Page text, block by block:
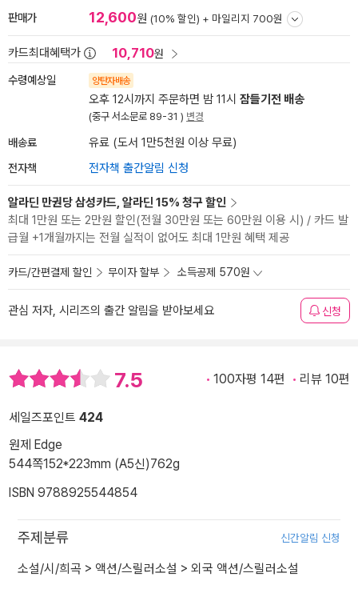
판매가 12,600원 (10% 할인) + 마일리지 700원
카드최대혜택가 10,710원
수령예상일 양탄자배송
오후 12시까지 주문하면 밤 11시 잠들기전 배송
(중구 서소문로 89-31 ) 변경
배송료 유료 (도서 1만5천원 이상 무료)
전자책 전자책 출간알림 신청
알라딘 만권당 삼성카드, 알라딘 15% 청구 할인
최대 1만원 또는 2만원 할인(전월 30만원 또는 60만원 이용 시) / 카드 발
급월 +1개월까지는 전월 실적이 없어도 최대 1만원 혜택 제공
카드/간편결제 할인 무이자 할부 소득공제 570원
관심 저자, 시리즈의 출간 알림을 받아보세요 신청
7.5 100자평 14편 리뷰 10편
세일즈포인트 424
원제 Edge
544쪽152*223mm (A5신)762g
ISBN 9788925544854
주제분류 신간알림 신청
소설/시/희곡 > 액션/스릴러소설 > 외국 액션/스릴러소설